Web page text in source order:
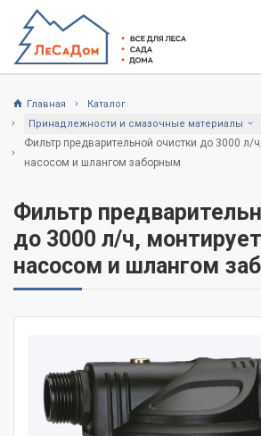
Главная
Каталог
Принадлежности и смазочные материалы
Фильтр предварительной очистки до 3000 л/
насосом и шлангом заборным
Фильтр
до 3000 л/ч,
насосом и шлангом